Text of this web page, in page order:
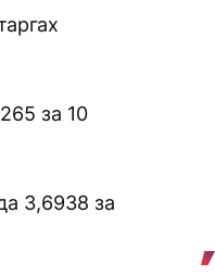
за 10
3,6938 за